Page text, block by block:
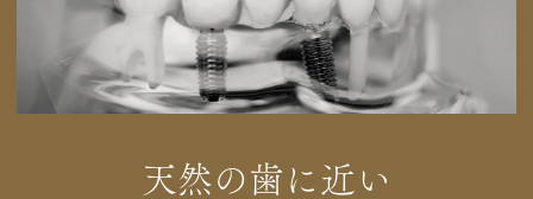
天然の歯に近い